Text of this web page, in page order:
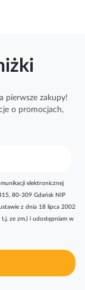
pierwsze zakupy!
o promocjach,
elektronicznej
80-309 Gdańsk NIP
z dnia 18 lipca 2002
ze zm.) i udostępniam w